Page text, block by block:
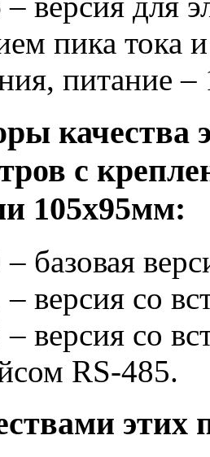
пика тока
питание
качества
с
105х95мм:
базовая
версия со
версия со
RS-485.
этих